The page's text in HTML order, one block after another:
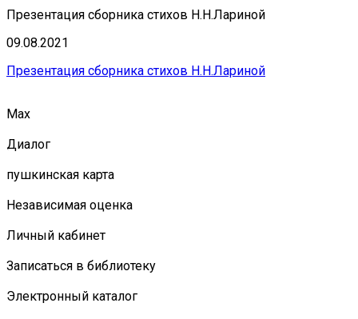
Презентация сборника стихов Н.Н.Лариной
09.08.2021
Презентация сборника стихов Н.Н.Лариной
Мах
Диалог
пушкинская карта
Независимая оценка
Личный кабинет
Записаться в библиотеку
Электронный каталог